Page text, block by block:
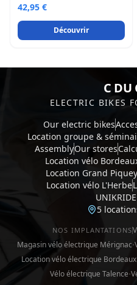
42,95 €
Découvrir
C DU
ELECTRIC BIKES
Our electric bikes
Location groupe &
AssemblyOur stores
Location vélo
Location Grand Piquey
Location vélo L'Herbe
5
NOS IMPLANTATIONS
Magasin vélo électrique Mérignac·
Location vélo électrique
Vélo électrique Talence·